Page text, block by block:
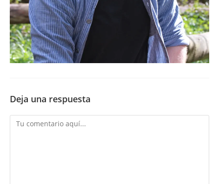
Deja una respuesta